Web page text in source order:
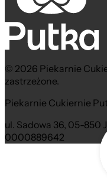
© 2026 Piekarnie
zastrzeżone.
Piekarnie Cukiernie
ul. Sadowa 36, 05-850
0000889642